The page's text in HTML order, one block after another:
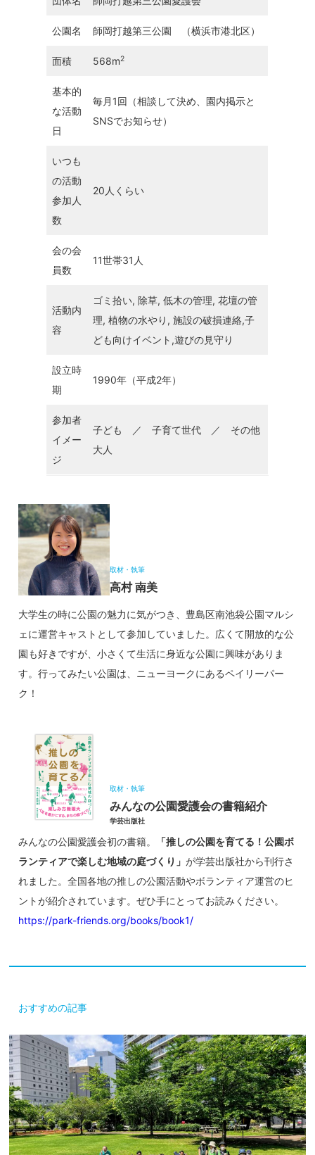
公園名 師岡打越第三公園 （横浜市港北区）
面積 568m2
基本的
な活動
日
毎月1回（相談して決め、園内掲示と
SNSでお知らせ）
いつも
の活動
参加人
数
20人くらい
会の会
員数
11世帯31人
活動内
容
ゴミ拾い, 除草, 低木の管理, 花壇の管
理, 植物の水やり, 施設の破損連絡,子
ども向けイベント,遊びの見守り
設立時
期
1990年（平成2年）
参加者
イメー
ジ
子ども ／ 子育て世代 ／ その他
大人
取材・執筆
高村 南美
大学生の時に公園の魅力に気がつき、豊島区南池袋公園マルシ
ェに運営キャストとして参加していました。広くて開放的な公
園も好きですが、小さくて生活に身近な公園に興味がありま
す。行ってみたい公園は、ニューヨークにあるペイリーパー
ク！
取材・執筆
みんなの公園愛護会の書籍紹介
学芸出版社
みんなの公園愛護会初の書籍。
「推しの公園を育てる！公園ボ
ランティアで楽しむ地域の庭づくり」 が学芸出版社から刊行さ
れました。全国各地の推しの公園活動やボランティア運営のヒ
ントが紹介されています。ぜひ手にとってお読みください。
https://park-friends.org/books/book1/
おすすめの記事